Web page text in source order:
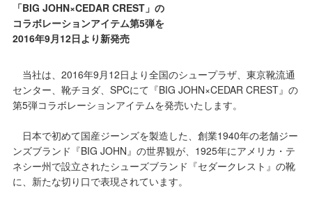
「BIG JOHN×CEDAR CREST」の
コラボレーションアイテム第5弾を
2016年9月12日より新発売
当社は、2016年9月12日より全国のシュープラザ、東京靴流通
センター、靴チヨダ、SPCにて『BIG JOHN×CEDAR CREST』の
第5弾コラボレーションアイテムを発売いたします。
日本で初めて国産ジーンズを製造した、創業1940年の老舗ジー
ンズブランド『BIG JOHN』の世界観が、1925年にアメリカ・テ
ネシー州で設立されたシューズブランド『セダークレスト』の靴
に、新たな切り口で表現されています。